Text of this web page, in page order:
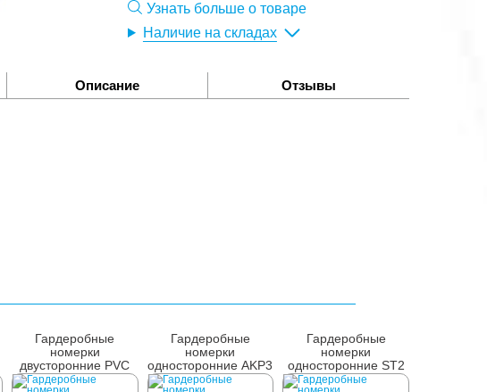
Узнать больше о товаре
Наличие на складах
Описание Отзывы
Гардеробные
номерки
двусторонние PVC
70x45 мм
Гардеробные
номерки
односторонние AKP3
70x45 мм
Гардеробные
номерки
односторонние ST2
60х60мм